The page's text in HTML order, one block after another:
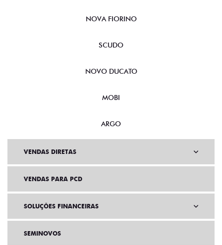
NOVA FIORINO
SCUDO
NOVO DUCATO
MOBI
ARGO
VENDAS DIRETAS
VENDAS PARA PCD
SOLUÇÕES FINANCEIRAS
SEMINOVOS